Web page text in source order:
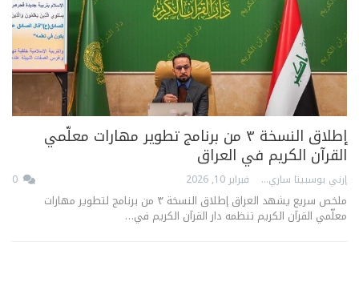
إطلاق النسخة ٣ من برنامج تطوير مهارات معلّمي
القرآن الكريم في العراق
إرني بوسبيتا ساري فبراير 10, 2026
ملخص سريع يشهد العراق إطلاق النسخة ٣ من برنامج لتطوير مهارات
معلّمي القرآن الكريم تنظمه دار القرآن الكريم في…